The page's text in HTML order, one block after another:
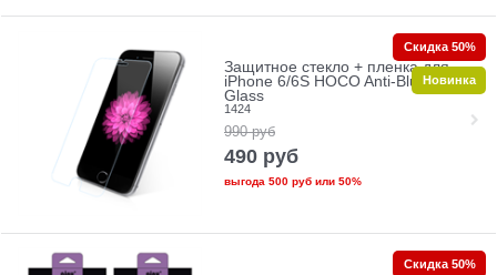
Защитное стекло + пленка для
iPhone 6/6S HOCO Anti-Blue Ray
Glass
1424
990 руб
490 руб
выгода 500 рубили 50%
Скидка 50%
Новинка
Скидка 50%